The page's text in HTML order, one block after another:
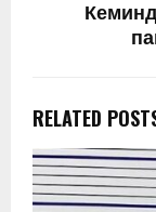
RELATED